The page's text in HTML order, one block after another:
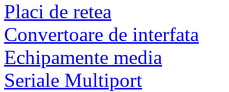
Placi de retea
Convertoare de interfata
Echipamente media
Seriale Multiport